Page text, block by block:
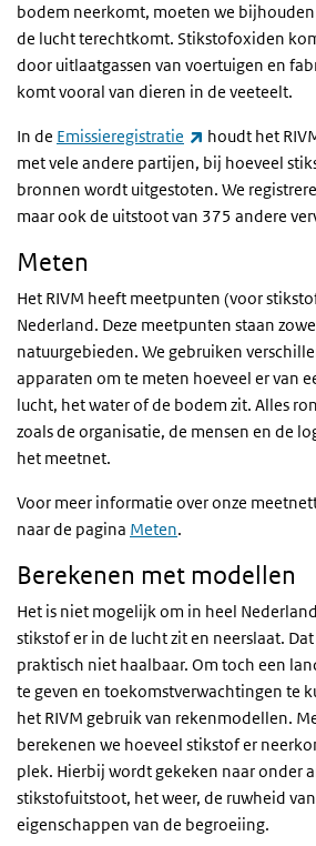
bodem neerkomt, moeten we
de lucht terechtkomt. Stikstofoxiden
door uitlaatgassen van voertuigen en
komt vooral van dieren in de veeteelt.
In de Emissieregistratie (externe link)
houdt het
met vele andere partijen, bij hoeveel
bronnen wordt uitgestoten. We
maar ook de uitstoot van 375 andere
Meten
Het RIVM heeft meetpunten (voor
Nederland. Deze meetpunten staan
natuurgebieden. We gebruiken
apparaten om te meten hoeveel er van
lucht, het water of de bodem zit. Alles
zoals de organisatie, de mensen en de
het meetnet.
Voor meer informatie over onze
naar de pagina Meten.
Berekenen met modellen
Het is niet mogelijk om in heel
stikstof er in de lucht zit en neerslaat.
praktisch niet haalbaar. Om toch een
te geven en toekomstverwachtingen te
het RIVM gebruik van rekenmodellen.
berekenen we hoeveel stikstof er
plek. Hierbij wordt gekeken naar onder
stikstofuitstoot, het weer, de ruwheid
eigenschappen van de begroeiing.